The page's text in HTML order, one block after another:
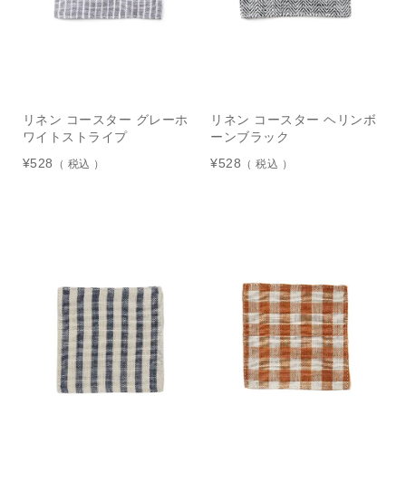
リネン コースター グレーホ
ワイトストライプ
¥528 税込
リネン コースター ヘリンボ
ーンブラック
¥528 税込